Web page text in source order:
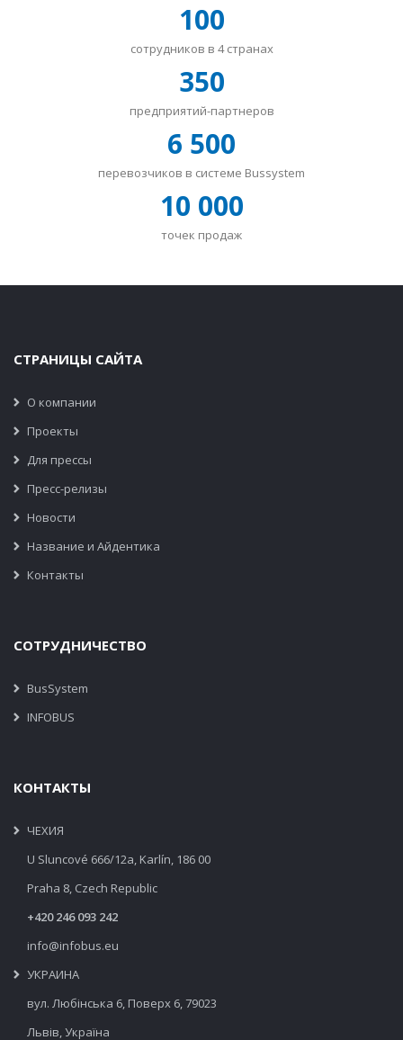
100
сотрудников в 4 странах
350
предприятий-партнеров
6 500
перевозчиков в системе Bussystem
10 000
точек продаж
СТРАНИЦЫ САЙТА
О компании
Проекты
Для прессы
Пресс-релизы
Новости
Название и Айдентика
Контакты
СОТРУДНИЧЕСТВО
BusSystem
INFOBUS
КОНТАКТЫ
ЧЕХИЯ
U Sluncové 666/12a, Karlín, 186 00
Praha 8, Czech Republic
+420 246 093 242
info@infobus.eu
УКРАИНА
вул. Любінська 6, Поверх 6, 79023
Львів, Україна